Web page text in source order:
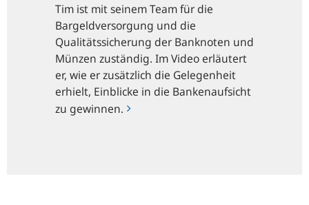
Tim ist mit seinem Team für die
Bargeldversorgung und die
Qualitätssicherung der Banknoten und
Münzen zuständig. Im Video erläutert
er, wie er zusätzlich die Gelegenheit
erhielt, Einblicke in die Bankenaufsicht
zu gewinnen.